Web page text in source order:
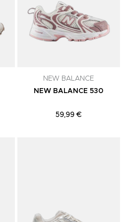
NEW BALANCE
NEW BALANCE 530
59,99 €